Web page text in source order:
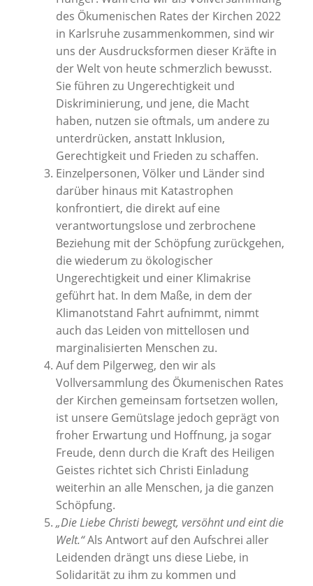
des Ökumenischen Rates der Kirchen 2022
in Karlsruhe zusammenkommen, sind wir
uns der Ausdrucksformen dieser Kräfte in
der Welt von heute schmerzlich bewusst.
Sie führen zu Ungerechtigkeit und
Diskriminierung, und jene, die Macht
haben, nutzen sie oftmals, um andere zu
unterdrücken, anstatt Inklusion,
Gerechtigkeit und Frieden zu schaffen.
Einzelpersonen, Völker und Länder sind
darüber hinaus mit Katastrophen
konfrontiert, die direkt auf eine
verantwortungslose und zerbrochene
Beziehung mit der Schöpfung zurückgehen,
die wiederum zu ökologischer
Ungerechtigkeit und einer Klimakrise
geführt hat. In dem Maße, in dem der
Klimanotstand Fahrt aufnimmt, nimmt
auch das Leiden von mittellosen und
marginalisierten Menschen zu.
Auf dem Pilgerweg, den wir als
Vollversammlung des Ökumenischen Rates
der Kirchen gemeinsam fortsetzen wollen,
ist unsere Gemütslage jedoch geprägt von
froher Erwartung und Hoffnung, ja sogar
Freude, denn durch die Kraft des Heiligen
Geistes richtet sich Christi Einladung
weiterhin an alle Menschen, ja die ganzen
Schöpfung.
„Die Liebe Christi bewegt, versöhnt und eint die
Welt.“Als Antwort auf den Aufschrei aller
Leidenden drängt uns diese Liebe, in
Solidarität zu ihm zu kommen und